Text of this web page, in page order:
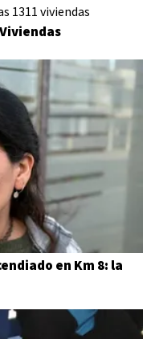
en Km 8: la